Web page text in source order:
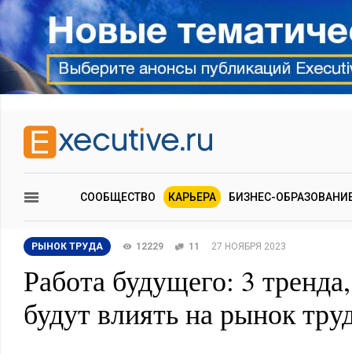
СООБЩЕСТВО КАРЬЕРА БИЗНЕС-
РЫНОК ТРУДА 12229 11 27 НОЯБРЯ 2023
Работа будущего: 3
будут влиять на рынок